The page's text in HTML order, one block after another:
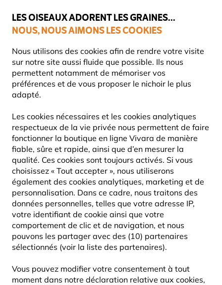
LES OISEAUX ADORENT LES GRAINES...
NOUS, NOUS AIMONS LES COOKIES
Nous utilisons des cookies afin de rendre votre visite
sur notre site aussi fluide que possible. Ils nous
permettent notamment de mémoriser vos
préférences et de vous proposer le nichoir le plus
adapté.
Les cookies nécessaires et les cookies analytiques
respectueux de la vie privée nous permettent de faire
fonctionner la boutique en ligne Vivara de manière
fiable, sûre et rapide, ainsi que d’en mesurer la
qualité. Ces cookies sont toujours activés. Si vous
choisissez « Tout accepter », nous utiliserons
également des cookies analytiques, marketing et de
personnalisation. Dans ce cadre, nous traitons des
données personnelles, telles que votre adresse IP,
votre identifiant de cookie ainsi que votre
comportement de clic et de navigation, et nous
pouvons les partager avec des (10) partenaires
sélectionnés (voir la liste des partenaires).
Vous pouvez modifier votre consentement à tout
moment dans notre déclaration relative aux cookies,
catégories.
Très bien noté dans 11 pays
Livraison express gratuite dès 59 €
Nichoirs WoodStone - béton de bois